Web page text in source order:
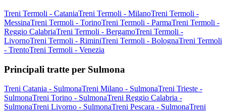
Treni Termoli - CataniaTreni Termoli - MilanoTreni Termoli -
MessinaTreni Termoli - TorinoTreni Termoli - ParmaTreni Termoli -
Reggio CalabriaTreni Termoli - BergamoTreni Termoli -
LivornoTreni Termoli - RiminiTreni Termoli - BolognaTreni Termoli
- TrentoTreni Termoli - Venezia
Principali tratte per Sulmona
Treni Catania - SulmonaTreni Milano - SulmonaTreni Trieste -
SulmonaTreni Torino - SulmonaTreni Reggio Calabria -
SulmonaTreni Livorno - SulmonaTreni Pescara - SulmonaTreni